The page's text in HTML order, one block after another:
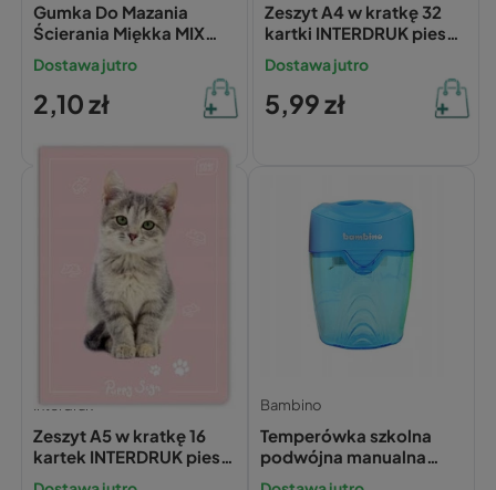
Gumka Do Mazania
Ścierania Miękka MIX
Kolorów Bambino
Dostawa jutro
2,10 zł
Zeszyt A4 w kratkę 32
kartki INTERDRUK pieski
kotki sport 70g
Dostawa jutro
5,99 zł
Interdruk
Zeszyt A5 w kratkę 16
kartek INTERDRUK pieski
kotki
Bambino
Temperówka szkolna
podwójna manualna
Bambino